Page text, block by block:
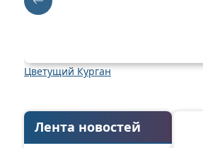
Цветущий Курган
Лента новостей